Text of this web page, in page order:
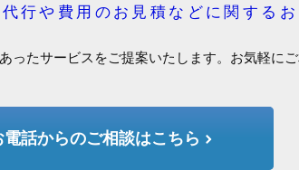
行や費用のお見積などに関する
ったサービスをご提案いたします。お気軽にご
話からのご相談はこちら